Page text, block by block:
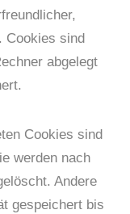
Cookies sind
abgelegt
Cookies sind
werden nach
Andere
gespeichert bis